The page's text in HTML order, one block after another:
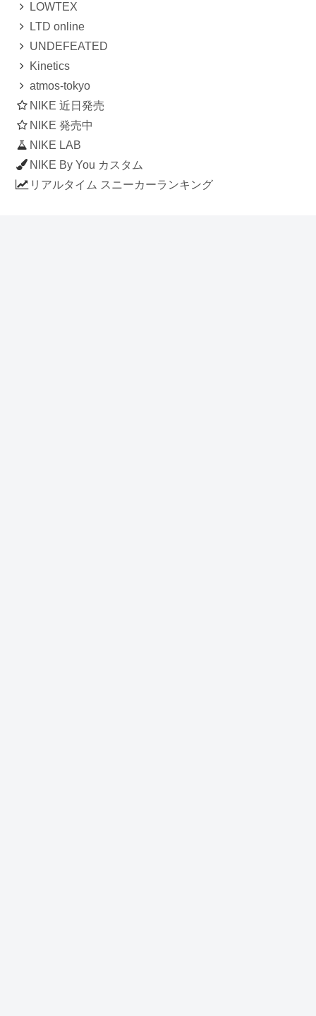
LOWTEX
LTD online
UNDEFEATED
Kinetics
atmos-tokyo
NIKE 近日発売
NIKE 発売中
NIKE LAB
NIKE By You カスタム
リアルタイム スニーカーランキング